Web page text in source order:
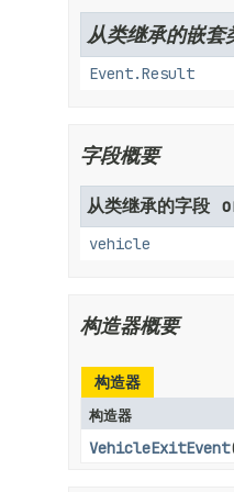
从类继承的
Event.Result
字段概要
从类继承的字
vehicle
构造器概要
构造器
构造器
VehicleExitEvent